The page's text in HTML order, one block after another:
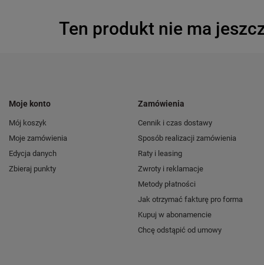
Ten produkt nie ma
Moje konto
Mój koszyk
Moje zamówienia
Edycja danych
Zbieraj punkty
Zamówienia
Cennik i czas dostawy
Sposób realizacji zamówienia
Raty i leasing
Zwroty i reklamacje
Metody płatności
Jak otrzymać fakturę pro forma
Kupuj w abonamencie
Chcę odstąpić od umowy